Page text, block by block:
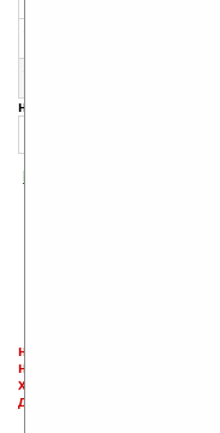
навигация:
не забывайте, что если Вы
настроить и с ней
характера менеджеры
давать всем не успевают